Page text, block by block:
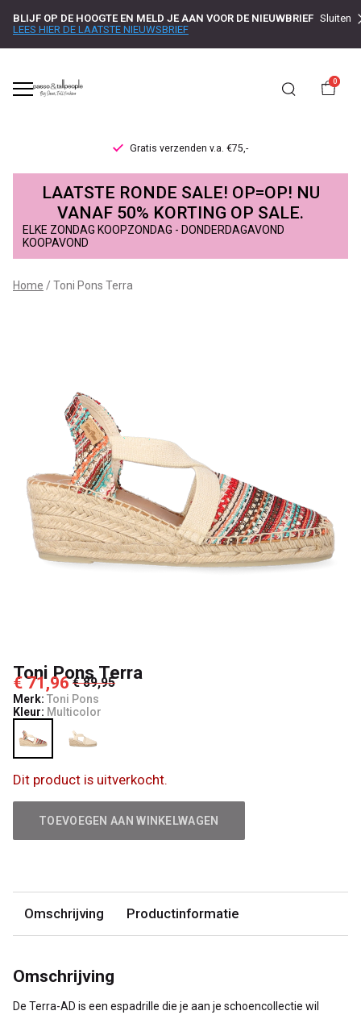
BLIJF OP DE HOOGTE EN MELD JE AAN VOOR DE NIEUWBRIEF
LEES HIER DE LAATSTE NIEUWSBRIEF
Sluiten
0
Gratis verzenden v.a. €75,-
Toni
Pons
Terra
LAATSTE RONDE SALE! OP=OP! NU
VANAF 50% KORTING OP SALE.
ELKE ZONDAG KOOPZONDAG - DONDERDAGAVOND
KOOPAVOND
Home Toni Pons Terra
Toni Pons Terra
€ 71,96 € 89,95
Merk: Toni Pons
Kleur: Multicolor
Dit product is uitverkocht.
TOEVOEGEN AAN WINKELWAGEN
Omschrijving Productinformatie
Omschrijving
De Terra-AD is een espadrille die je aan je schoencollectie wil